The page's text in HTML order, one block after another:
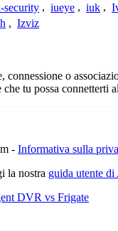
security , iueye , iuk ,
, Izviz
o
tu possa connetterti
- Informativa sulla
la nostra guida utente
DVR vs Frigate